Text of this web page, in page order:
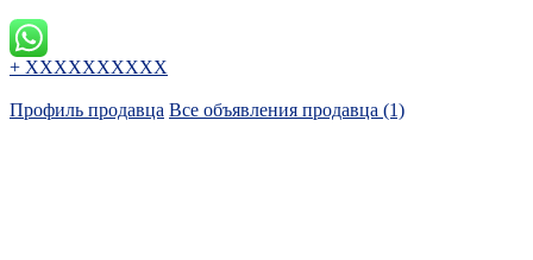
+ XXXXXXXXXX
Профиль продавца Все объявления продавца (1)